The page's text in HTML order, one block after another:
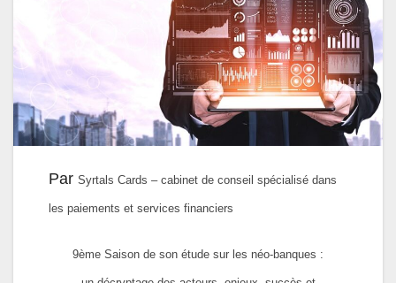
Par Syrtals Cards – cabinet de conseil spécialisé dans
les paiements et services financiers
9ème Saison de son étude sur les néo-banques :